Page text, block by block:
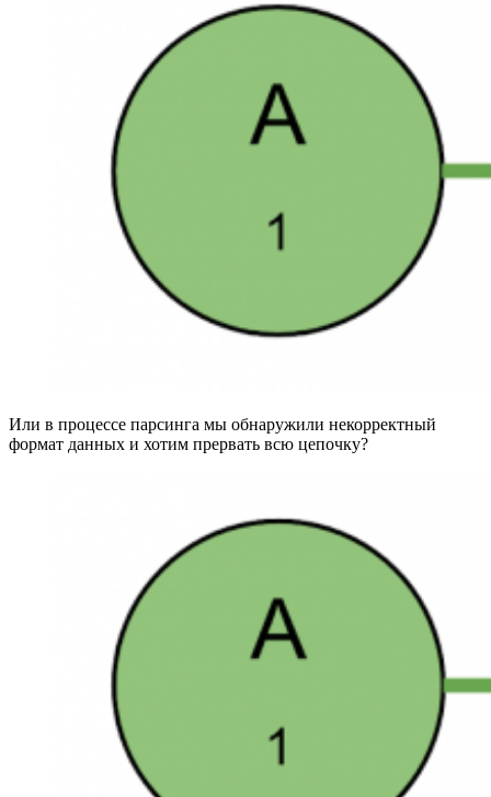
Или в процессе парсинга мы обнаружили некорректный
формат данных и хотим прервать всю цепочку?